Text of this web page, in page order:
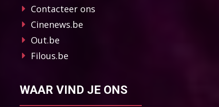
Contacteer ons
Cinenews.be
Out.be
Filous.be
WAAR VIND JE ONS